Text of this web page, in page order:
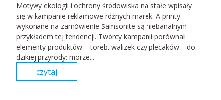
Motywy ekologii i ochrony środowiska na stałe wpisały
się w kampanie reklamowe różnych marek. A printy
wykonane na zamówienie Samsonite są niebanalnym
przykładem tej tendencji. Twórcy kampanii porównali
elementy produktów – toreb, walizek czy plecaków – do
dzikiej przyrody: morze...
czytaj